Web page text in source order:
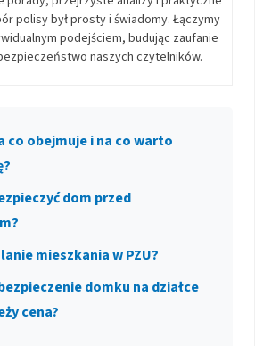
polisy był prosty i świadomy. Łączymy
podejściem, budując zaufanie
naszych czytelników.
co obejmuje i na co warto
dom przed
mieszkania w PZU?
domku na działce
cena?